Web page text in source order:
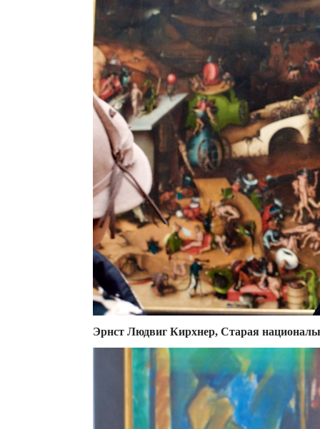
Эрнст Людвиг Кирхнер, Старая